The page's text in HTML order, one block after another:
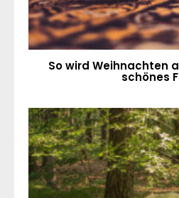
So wird Weihnachten
schönes